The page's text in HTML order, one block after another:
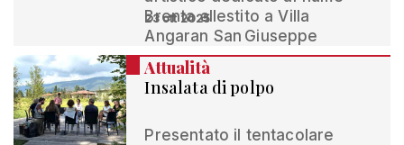
Brenta allestito a Villa
Angaran San Giuseppe
23 ott 2025
Attualità
Insalata di polpo
Presentato il tentacolare